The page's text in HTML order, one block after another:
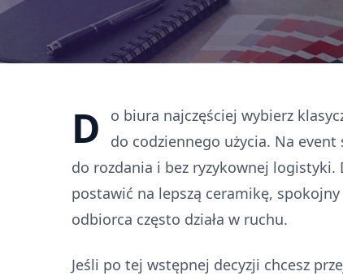
D
o biura najczęściej wybierz
do codziennego użycia. Na
do rozdania i bez ryzykownej
postawić na lepszą ceramikę,
odbiorca często działa w ruchu.
Jeśli po tej wstępnej decyzji chcesz